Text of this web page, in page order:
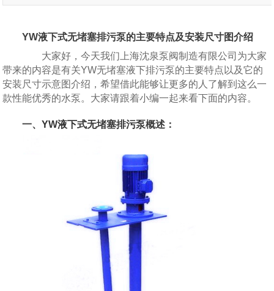
YW液下式无堵塞排污泵的主要特点及安装尺寸图介绍
大家好，今天我们上海沈泉泵阀制造有限公司为大家
带来的内容是有关YW无堵塞液下排污泵的主要特点以及它的
安装尺寸示意图介绍，希望借此能够让更多的人了解到这么一
款性能优秀的水泵。大家请跟着小编一起来看下面的内容。
一、YW液下式无堵塞排污泵概述：